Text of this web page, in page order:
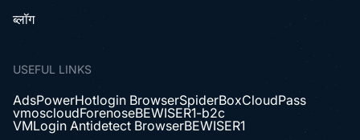
ब्लॉग
USEFUL LINKS
AdsPowerHotlogin BrowserSpiderBoxCloudPass
vmoscloudForenoseBEWISER1-b2c
VMLogin Antidetect BrowserBEWISER1